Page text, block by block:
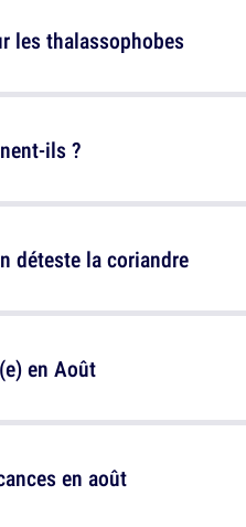
ils ?
en Août
les thalassophobes
déteste la coriandre
en août